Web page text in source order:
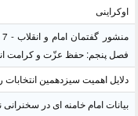
اوکراینی
فصل پنجم: حفظ عزّت و کرامت
دلایل اهمیت سیزدهمین
بیانات امام خامنه ای در